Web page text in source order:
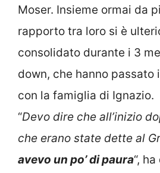
Moser. Insieme ormai da
rapporto tra loro si è
consolidato durante i 3
down, che hanno passato
con la famiglia di Ignazio.
“Devo dire che all’inizio
che erano state dette al
avevo un po’ di paura“,